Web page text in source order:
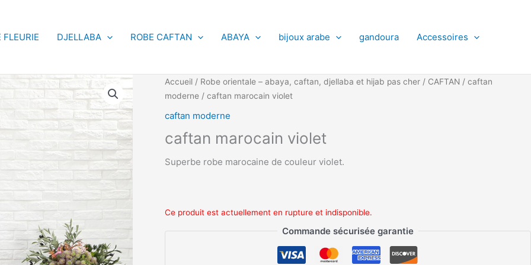
FLEURIE DJELLABA ROBE CAFTAN ABAYA bijoux arabe gandoura Accessoires
Accueil/ Robe orientale – abaya, caftan, djellaba et hijab pas cher/ CAFTAN / caftan
moderne/ caftan marocain violet
caftan moderne
caftan marocain violet
Superbe robe marocaine de couleur violet.
Ce produit est actuellement en rupture et indisponible.
Commande sécurisée garantie